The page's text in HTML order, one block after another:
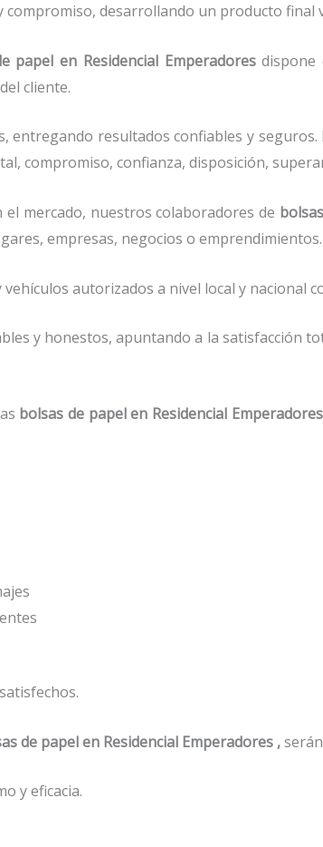
compromiso, desarrollando un producto final
papelen Residencial Emperadoresdispone
cliente.
entregando resultados confiables y
compromiso, confianza, disposición,
mercado, nuestros colaboradores de
empresas, negocios o emprendimientos.
autorizados a nivel local y nacional
y honestos, apuntando a la satisfacción
bolsas de papelen Residencial Emperadores
de papelen Residencial Emperadores ,
y eficacia.